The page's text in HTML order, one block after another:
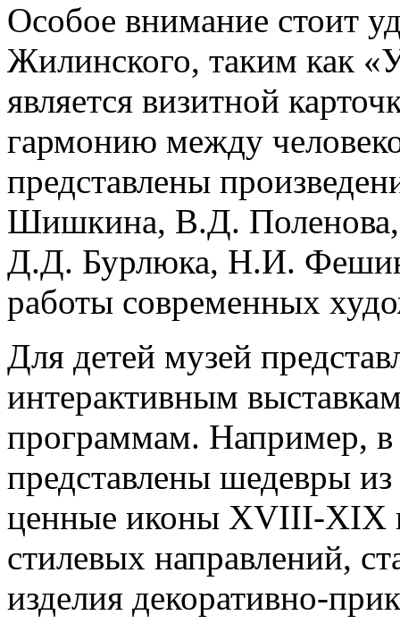
Особое внимание стоит
Жилинского, таким как
является визитной
гармонию между
представлены
Шишкина, В.Д.
Д.Д. Бурлюка, Н.И.
работы современных
Для детей музей
интерактивным
программам. Например, в
представлены шедевры
ценные иконы XVIII-XIX
стилевых направлений,
изделия декоративно-